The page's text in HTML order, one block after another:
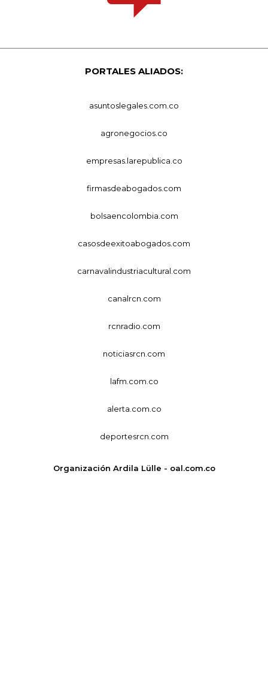
PORTALES ALIADOS:
asuntoslegales.com.co
agronegocios.co
empresas.larepublica.co
firmasdeabogados.com
bolsaencolombia.com
casosdeexitoabogados.com
carnavalindustriacultural.com
canalrcn.com
rcnradio.com
noticiasrcn.com
lafm.com.co
alerta.com.co
deportesrcn.com
Organización Ardila Lülle - oal.com.co